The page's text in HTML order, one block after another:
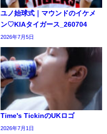
ユノ始球式｜マウンドのイケメ
ン♡KIAタイガース_260704
2026年7月5日
Time's TickinのUKロゴ
2026年7月1日